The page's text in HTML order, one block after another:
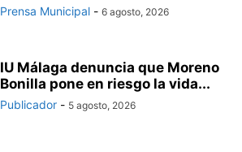
Prensa Municipal - 6 agosto, 2026
IU Málaga denuncia que Moreno
Bonilla pone en riesgo la vida...
Publicador - 5 agosto, 2026